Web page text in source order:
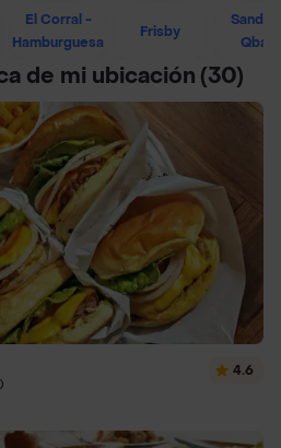
El Corral -
Hamburguesa
Frisby
de mi ubicación (30)
4.6